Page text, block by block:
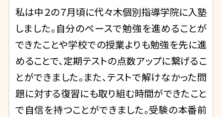
私は中２の７月頃に代々木個別指導学院に入塾
しました。自分のペースで勉強を進めることが
できたことや学校での授業よりも勉強を先に進
めることで、定期テストの点数アップに繋げるこ
とができました。また、テストで解けなかった問
題に対する復習にも取り組む時間ができたこと
で自信を持つことができました。受験の本番前